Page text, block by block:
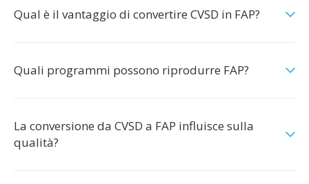
Qual è il vantaggio di convertire CVSD in FAP?
Quali programmi possono riprodurre FAP?
La conversione da CVSD a FAP influisce sulla
qualità?